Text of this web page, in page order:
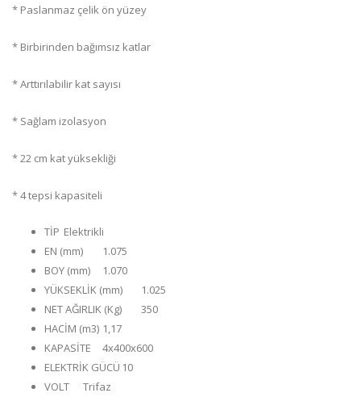
* Paslanmaz çelik ön yüzey
* Birbirinden bağımsız katlar
* Arttırılabilir kat sayısı
* Sağlam izolasyon
* 22 cm kat yüksekliği
* 4 tepsi kapasiteli
TİP Elektrikli
EN (mm)
1.075
BOY (mm)
1.070
YÜKSEKLİK (mm)
1.025
NET AĞIRLIK (Kg)
350
HACİM (m3) 1,17
KAPASİTE
4x400x600
ELEKTRİK GÜCÜ 10
VOLT
Trifaz